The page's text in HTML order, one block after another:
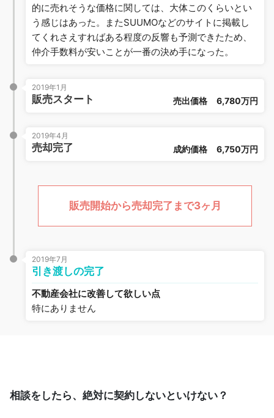
的に売れそうな価格に関しては、大体このくらいとい
う感じはあった。またSUUMOなどのサイトに掲載し
てくれさえすればある程度の反響も予測できたため、
仲介手数料が安いことが一番の決め手になった。
2019年1月
販売スタート 売出価格 6,780万円
2019年4月
売却完了 成約価格 6,750万円
販売開始から売却完了まで3ヶ月
2019年7月
引き渡しの完了
不動産会社に改善して欲しい点
特にありません
相談をしたら、絶対に契約しないといけない？